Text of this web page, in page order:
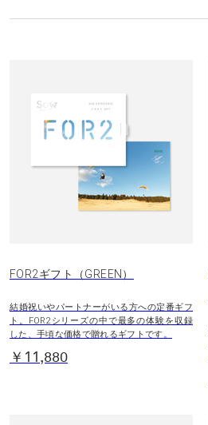
FOR2ギフト（GREEN）
結婚祝いやパートナーがいる方への定番ギフ
ト。FOR2シリーズの中で最多の体験を収録
した、手頃な価格で贈れるギフトです。
￥11,880